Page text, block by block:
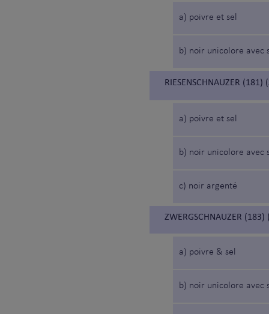
a) poivre et sel
b) noir unicolore avec
RIESENSCHNAUZER (181)
a) poivre et sel
b) noir unicolore avec
c) noir argenté
ZWERGSCHNAUZER (183)
a) poivre & sel
b) noir unicolore avec